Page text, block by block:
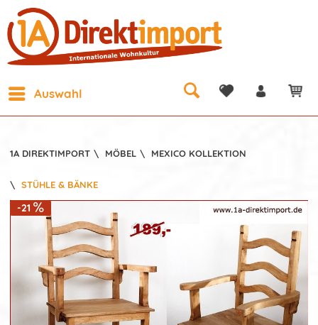
Auswahl
1A DIREKTIMPORT \ MÖBEL \ MEXICO KOLLEKTION
\ STÜHLE & BÄNKE
-21